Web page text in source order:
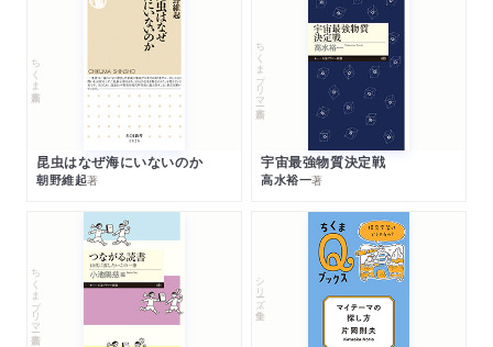
ちくま新書
昆虫はなぜ海にいないのか
朝野維起著
ちくまプリマー新書
宇宙最強物質決定戦
高水裕一著
ちくまプリマー新書 シリーズ・全集